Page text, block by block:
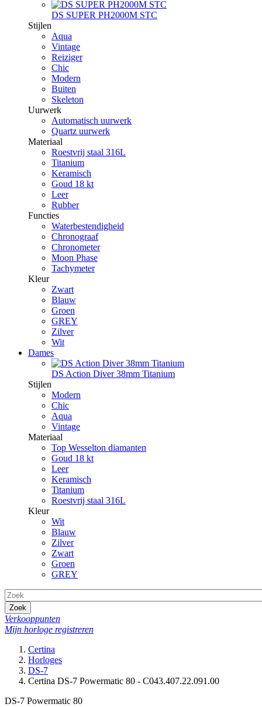
DS SUPER PH2000M STC
Stijlen
Aqua
Vintage
Reiziger
Chic
Modern
Buiten
Skeleton
Uurwerk
Automatisch uurwerk
Quartz uurwerk
Materiaal
Roestvrij staal 316L
Titanium
Keramisch
Goud 18 kt
Leer
Rubber
Functies
Waterbestendigheid
Chronograaf
Chronometer
Moon Phase
Tachymeter
Kleur
Zwart
Blauw
Groen
GREY
Zilver
Wit
Dames
DS Action Diver 38mm Titanium
Stijlen
Modern
Chic
Aqua
Vintage
Materiaal
Top Wesselton diamanten
Goud 18 kt
Leer
Keramisch
Titanium
Roestvrij staal 316L
Kleur
Wit
Blauw
Zilver
Zwart
Groen
GREY
Zoek
Verkooppunten
Mijn horloge registreren
Certina
Horloges
DS-7
Certina DS-7 Powermatic 80 - C043.407.22.091.00
DS-7 Powermatic 80